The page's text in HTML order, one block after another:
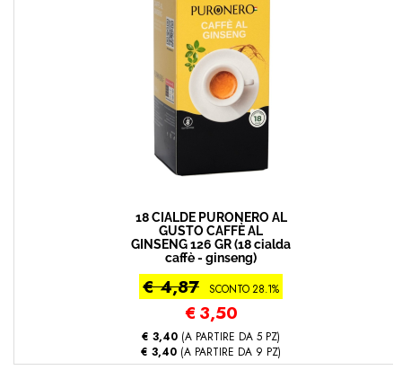
18 CIALDE PURONERO AL
GUSTO CAFFÈ AL
GINSENG 126 GR (18 cialda
caffè - ginseng)
€ 4,87 SCONTO 28.1%
€ 3,50
€ 3,40 (A PARTIRE DA 5 PZ)
€ 3,40 (A PARTIRE DA 9 PZ)